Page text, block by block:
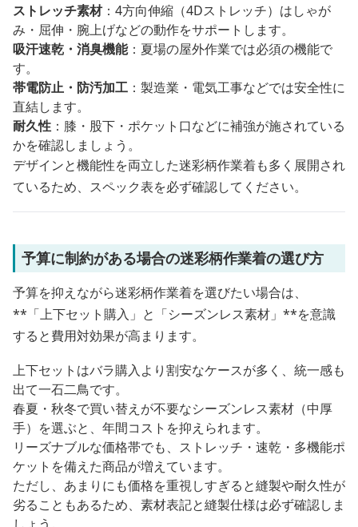
ストレッチ素材：4方向伸縮（4Dストレッチ）はしゃが
み・屈伸・腕上げなどの動作をサポートします。
吸汗速乾・消臭機能：夏場の屋外作業では必須の機能で
す。
帯電防止・防汚加工 ：製造業・電気工事などでは安全性に
直結します。
耐久性 ：膝・股下・ポケット口などに補強が施されている
かを確認しましょう。
デザインと機能性を両立した迷彩柄作業着も多く展開され
ているため、スペック表を必ず確認してください。
予算に制約がある場合の迷彩柄作業着の選び方
予算を抑えながら迷彩柄作業着を選びたい場合は、
**「上下セット購入」と「シーズンレス素材」**を意識
すると費用対効果が高まります。
上下セットはバラ購入より割安なケースが多く、統一感も
出て一石二鳥です。
春夏・秋冬で買い替えが不要なシーズンレス素材（中厚
手）を選ぶと、年間コストを抑えられます。
リーズナブルな価格帯でも、ストレッチ・速乾・多機能ポ
ケットを備えた商品が増えています。
ただし、あまりにも価格を重視しすぎると縫製や耐久性が
劣ることもあるため、素材表記と縫製仕様は必ず確認しま